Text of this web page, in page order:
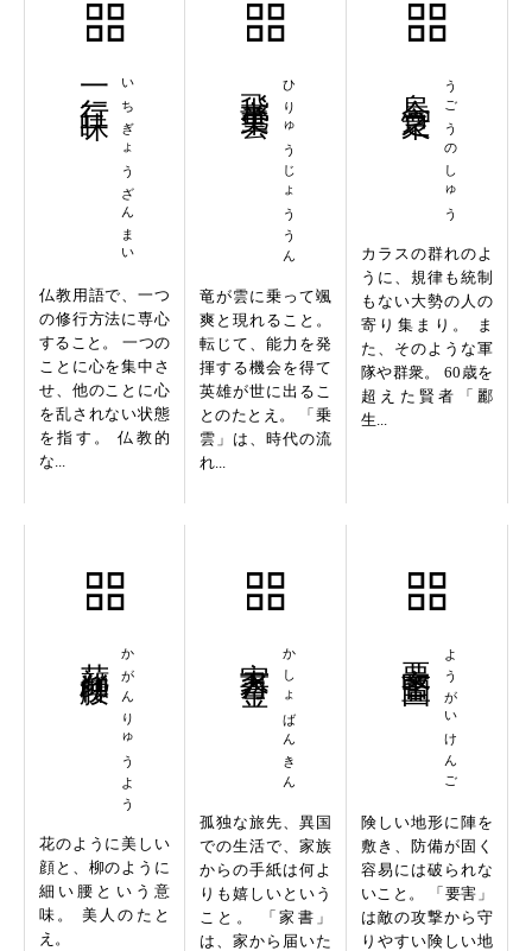
いちぎょうざんまい
一行三昧
仏教用語で、一つ
の修行方法に専心
すること。 一つの
ことに心を集中さ
せ、他のことに心
を乱されない状態
を指す。 仏教的
な...
ひりゅうじょううん
竜が雲に乗って颯
爽と現れること。
転じて、能力を発
揮する機会を得て
英雄が世に出るこ
とのたとえ。 「乗
雲」は、時代の流
れ...
うごうのしゅう
カラスの群れのよ
うに、規律も統制
もない大勢の人の
寄り集まり。 ま
た、そのような軍
隊や群衆。 60歳を
超えた賢者「酈
生...
かがんりゅうよう
花のように美しい
顔と、柳のように
細い腰という意
味。 美人のたと
え。
かしょばんきん
孤独な旅先、異国
での生活で、家族
からの手紙は何よ
りも嬉しいという
こと。 「家書」
は、家から届いた
ようがいけんご
険しい地形に陣を
敷き、防備が固く
容易には破られな
いこと。 「要害」
は敵の攻撃から守
りやすい険しい地